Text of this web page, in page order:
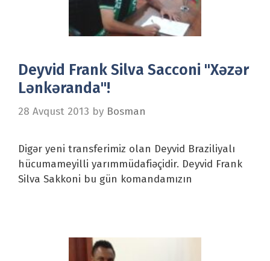
Deyvid Frank Silva Sacconi "Xəzər
Lənkəranda"!
28 Avqust 2013 by Bosman
Digər yeni transferimiz olan Deyvid Braziliyalı
hücumameyilli yarımmüdafiəçidir. Deyvid Frank
Silva Sakkoni bu gün komandamızın